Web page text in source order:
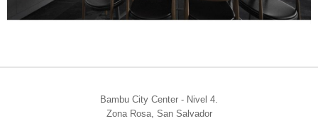
Bambu City Center - Nivel 4.
Zona Rosa, San Salvador